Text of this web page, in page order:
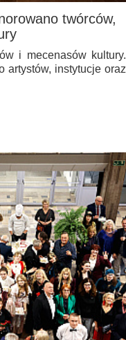
twórców,
i mecenasów kultury.
artystów, instytucje oraz